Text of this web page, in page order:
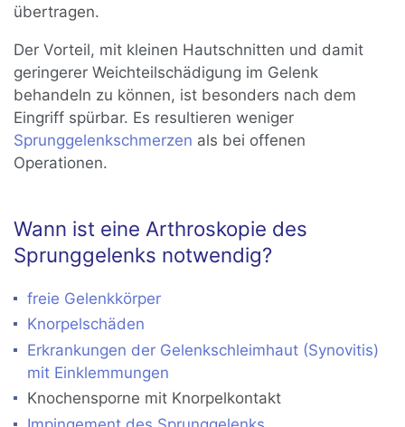
übertragen.
Der Vorteil, mit kleinen Hautschnitten und damit
geringerer Weichteilschädigung im Gelenk
behandeln zu können, ist besonders nach dem
Eingriff spürbar. Es resultieren weniger
Sprunggelenkschmerzen als bei offenen
Operationen.
Wann ist eine Arthroskopie des
Sprunggelenks notwendig?
freie Gelenkkörper
Knorpelschäden
Erkrankungen der Gelenkschleimhaut (Synovitis)
mit Einklemmungen
Knochensporne mit Knorpelkontakt